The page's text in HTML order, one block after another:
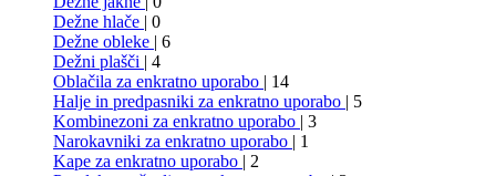
Dežne hlače | 0
Dežne obleke | 6
Dežni plašči | 4
Oblačila za enkratno uporabo | 14
Halje in predpasniki za enkratno uporabo | 5
Kombinezoni za enkratno uporabo | 3
Narokavniki za enkratno uporabo | 1
Kape za enkratno uporabo | 2